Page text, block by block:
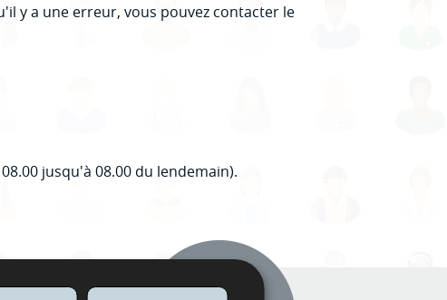
y a une erreur, vous pouvez contacter le
jusqu'à 08.00 du lendemain).
Actualités